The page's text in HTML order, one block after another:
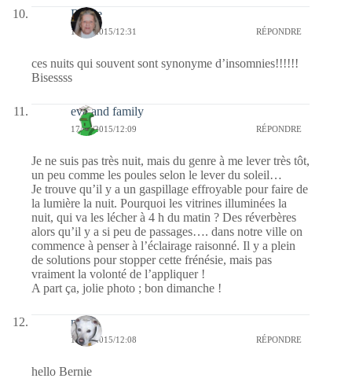
Renee
17/05/2015/12:31 RÉPONDRE
ces nuits qui souvent sont synonyme d’insomnies!!!!!!
Bisessss
eva and family
17/05/2015/12:09 RÉPONDRE
Je ne suis pas très nuit, mais du genre à me lever très tôt,
un peu comme les poules selon le lever du soleil…
Je trouve qu’il y a un gaspillage effroyable pour faire de
la lumière la nuit. Pourquoi les vitrines illuminées la
nuit, qui va les lécher à 4 h du matin ? Des réverbères
alors qu’il y a si peu de passages…. dans notre ville on
commence à penser à l’éclairage raisonné. Il y a plein
de solutions pour stopper cette frénésie, mais pas
vraiment la volonté de l’appliquer !
A part ça, jolie photo ; bon dimanche !
nays
17/05/2015/12:08 RÉPONDRE
hello Bernie